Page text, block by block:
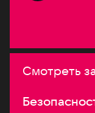
Смотреть